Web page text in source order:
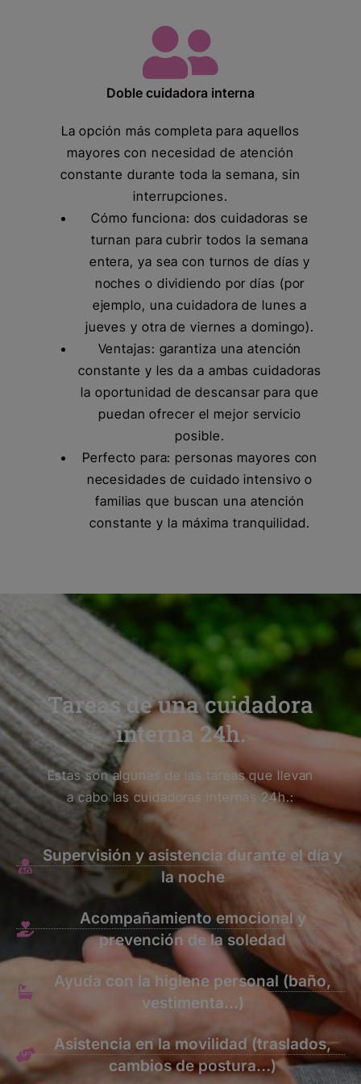
Doble cuidadora interna
La opción más completa para aquellos
mayores con necesidad de atención
constante durante toda la semana, sin
interrupciones.
Cómo funciona: dos cuidadoras se
turnan para cubrir todos la semana
entera, ya sea con turnos de días y
noches o dividiendo por días (por
ejemplo, una cuidadora de lunes a
jueves y otra de viernes a domingo).
Ventajas: garantiza una atención
constante y les da a ambas cuidadoras
la oportunidad de descansar para que
puedan ofrecer el mejor servicio
posible.
Perfecto para: personas mayores con
necesidades de cuidado intensivo o
familias que buscan una atención
constante y la máxima tranquilidad.
Tareas de una cuidadora
interna 24h.
Estas son algunas de las tareas que llevan
a cabo las cuidadoras internas 24h.:
Supervisión y asistencia durante el día y
la noche
Acompañamiento emocional y
prevención de la soledad
Ayuda con la higiene personal (baño,
vestimenta…)
Asistencia en la movilidad (traslados,
cambios de postura…)